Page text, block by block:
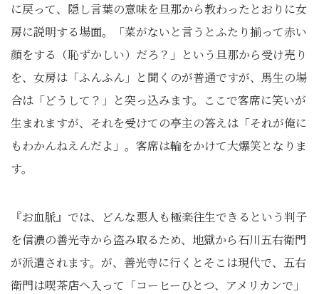
に戻って、隠し言葉の意味を旦那から教わったとおりに女
房に説明する場面。「菜がないと言うとふたり揃って赤い
顔をする（恥ずかしい）だろ？」という旦那から受け売り
を、女房は「ふんふん」と聞くのが普通ですが、馬生の場
合は「どうして？」と突っ込みます。ここで客席に笑いが
生まれますが、それを受けての亭主の答えは「それが俺に
もわかんねえんだよ」。客席は輪をかけて大爆笑となりま
す。
『お血脈』では、どんな悪人も極楽往生できるという判子
を信濃の善光寺から盗み取るため、地獄から石川五右衛門
が派遣されます。が、善光寺に行くとそこは現代で、五右
衛門は喫茶店へ入って「コーヒーひとつ、アメリカンで」